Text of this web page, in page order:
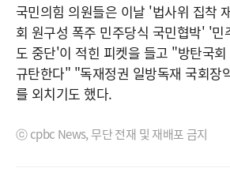
국민의힘 의원들은 이날 '법사위 집착
회 원구성 폭주 민주당식 국민협박' '민
도 중단'이 적힌 피켓을 들고 "방탄국
규탄한다" "독재정권 일방독재 국회장
를 외치기도 했다.
ⓒ cpbc News, 무단 전재 및 재배포 금지